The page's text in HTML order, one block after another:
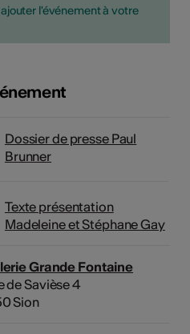
l'événement à votre
Dossier de presse Paul
Brunner
Texte présentation
Madeleine et Stéphane Gay
Grande Fontaine
de Savièse 4
Sion